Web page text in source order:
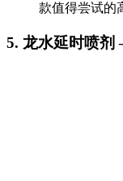
款值得尝试的
5. 龙水延时喷剂